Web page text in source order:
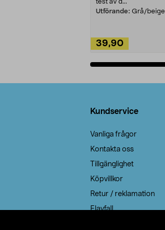
test av d...
Utförande: Grå/beige
39,90
Kundservice
Vanliga frågor
Kontakta oss
Tillgänglighet
Köpvillkor
Retur / reklamation
Elavfall